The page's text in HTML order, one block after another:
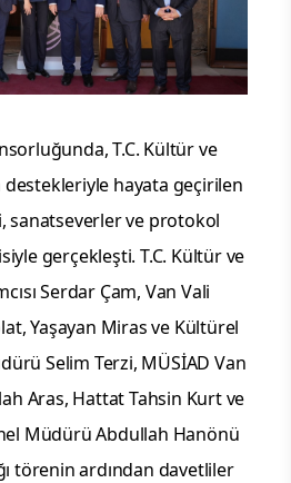
T.C. Kültür ve
destekleriyle hayata geçirilen
sanatseverler ve protokol
gerçekleşti. T.C. Kültür ve
Serdar Çam, Van Vali
Yaşayan Miras ve Kültürel
Selim Terzi, MÜSİAD Van
Aras, Hattat Tahsin Kurt ve
Müdürü Abdullah Hanönü
törenin ardından davetliler